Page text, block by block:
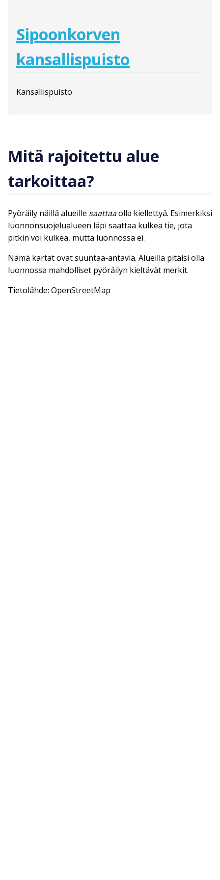
Sipoonkorven
kansallispuisto
Kansallispuisto
Mitä rajoitettu alue
tarkoittaa?
Pyöräily näillä alueille saattaaolla kiellettyä. Esimerkiksi
luonnonsuojelualueen läpi saattaa kulkea tie, jota
pitkin voi kulkea, mutta luonnossa ei.
Nämä kartat ovat suuntaa-antavia. Alueilla pitäisi olla
luonnossa mahdolliset pyöräilyn kieltävät merkit.
Tietolähde: OpenStreetMap